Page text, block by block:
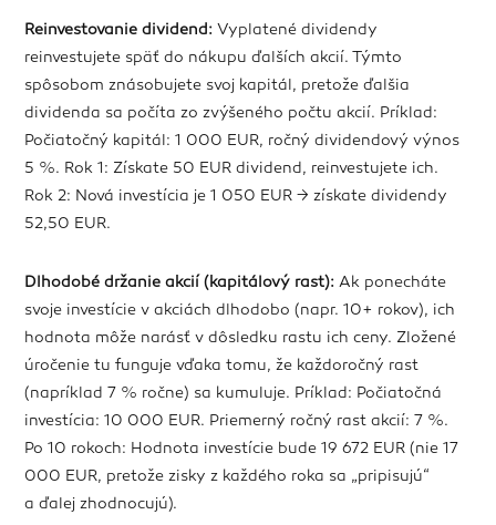
Reinvestovanie dividend:Vyplatené dividendy
reinvestujete späť do nákupu ďalších akcií. Týmto
spôsobom znásobujete svoj kapitál, pretože ďalšia
dividenda sa počíta zo zvýšeného počtu akcií. Príklad:
Počiatočný kapitál: 1 000 EUR, ročný dividendový výnos
5 %. Rok 1: Získate 50 EUR dividend, reinvestujete ich.
Rok 2: Nová investícia je 1 050 EUR → získate dividendy
52,50 EUR.
Dlhodobé držanie akcií (kapitálový rast):Ak ponecháte
svoje investície v akciách dlhodobo (napr. 10+ rokov), ich
hodnota môže narásť v dôsledku rastu ich ceny. Zložené
úročenie tu funguje vďaka tomu, že každoročný rast
(napríklad 7 % ročne) sa kumuluje. Príklad: Počiatočná
investícia: 10 000 EUR. Priemerný ročný rast akcií: 7 %.
Po 10 rokoch: Hodnota investície bude 19 672 EUR (nie 17
000 EUR, pretože zisky z každého roka sa „pripisujú“
a ďalej zhodnocujú).